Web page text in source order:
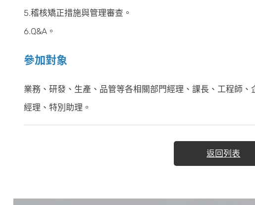
5.稽核矯正措施與管理審查。
6.Q&A。
參加對象
業務、研發、生產、品管等各相關部門經理、課長、工程師
經理、特別助理。
返回列表